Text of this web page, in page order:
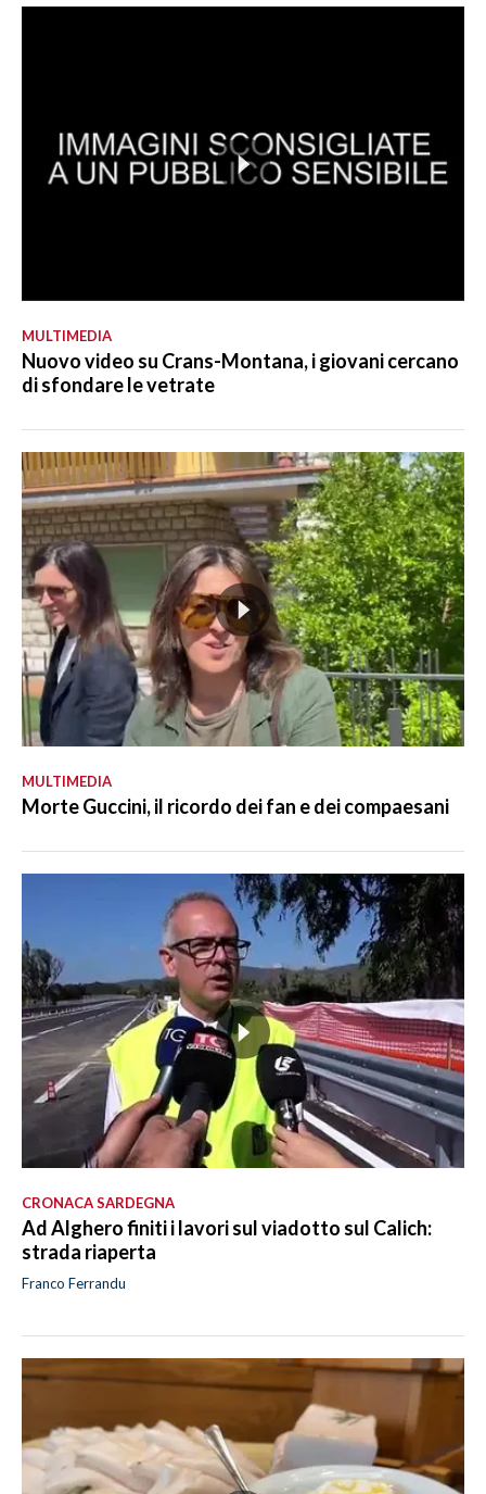
MULTIMEDIA
Nuovo video su Crans-Montana, i giovani cercano
di sfondare le vetrate
MULTIMEDIA
Morte Guccini, il ricordo dei fan e dei compaesani
CRONACA SARDEGNA
Ad Alghero finiti i lavori sul viadotto sul Calich:
strada riaperta
Franco Ferrandu